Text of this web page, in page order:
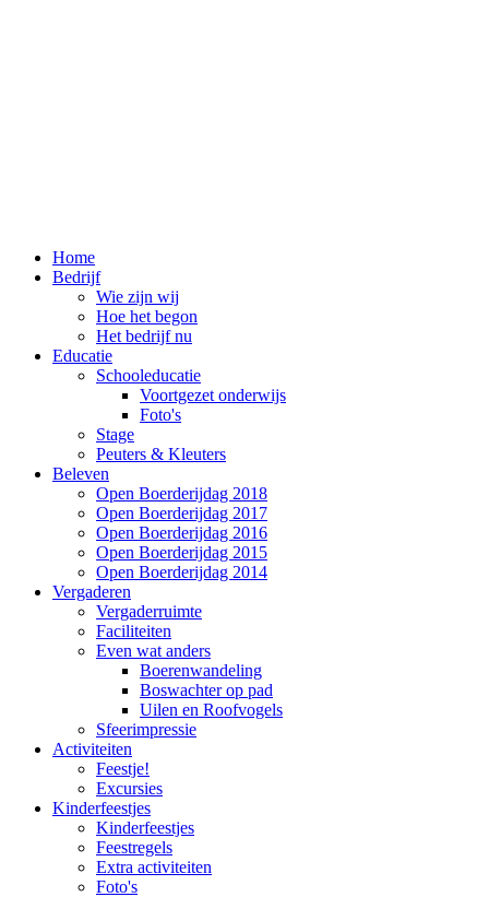
Home
Bedrijf
Wie zijn wij
Hoe het begon
Het bedrijf nu
Educatie
Schooleducatie
Voortgezet onderwijs
Foto's
Stage
Peuters & Kleuters
Beleven
Open Boerderijdag 2018
Open Boerderijdag 2017
Open Boerderijdag 2016
Open Boerderijdag 2015
Open Boerderijdag 2014
Vergaderen
Vergaderruimte
Faciliteiten
Even wat anders
Boerenwandeling
Boswachter op pad
Uilen en Roofvogels
Sfeerimpressie
Activiteiten
Feestje!
Excursies
Kinderfeestjes
Kinderfeestjes
Feestregels
Extra activiteiten
Foto's